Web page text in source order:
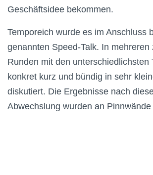
Geschäftsidee bekommen.
Temporeich wurde es im Anschluss
genannten Speed-Talk. In mehreren
Runden mit den unterschiedlichsten
konkret kurz und bündig in sehr
diskutiert. Die Ergebnisse nach
Abwechslung wurden an